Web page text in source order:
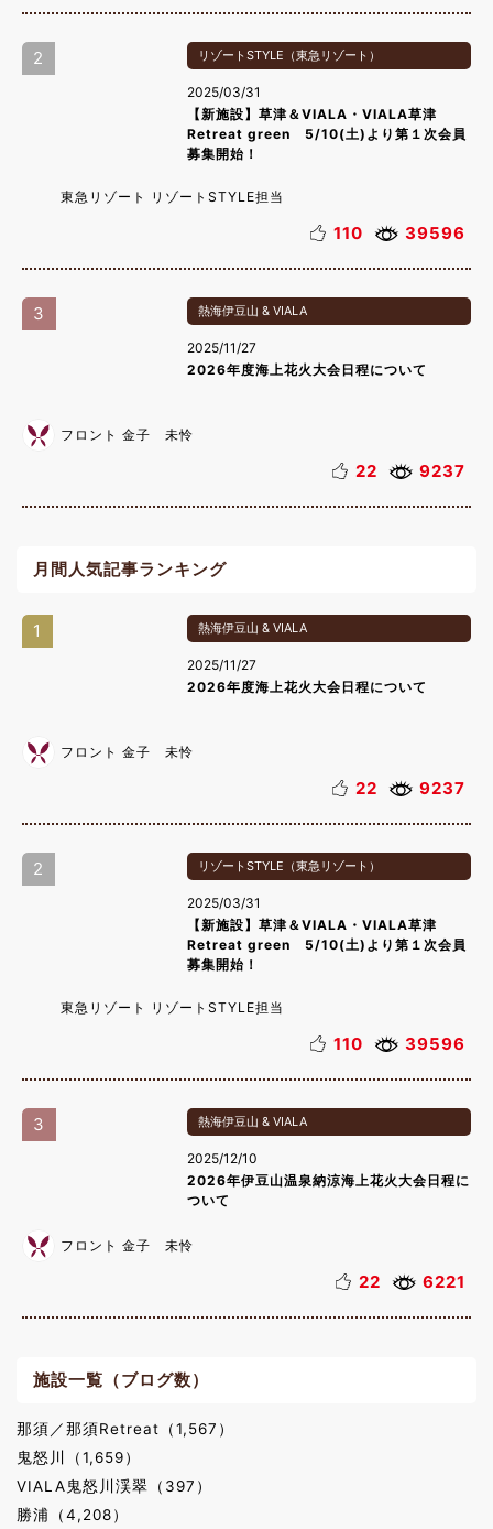
2 リゾートSTYLE（東急リゾート）
2025/03/31
【新施設】草津＆VIALA・VIALA草津
Retreat green 5/10(土)より第１次会員
募集開始！
東急リゾート リゾートSTYLE担当
110 39596
3 熱海伊豆山 & VIALA
2025/11/27
2026年度海上花火大会日程について
フロント 金子 未怜
22 9237
月間人気記事ランキング
1 熱海伊豆山 & VIALA
2025/11/27
2026年度海上花火大会日程について
フロント 金子 未怜
22 9237
2 リゾートSTYLE（東急リゾート）
2025/03/31
【新施設】草津＆VIALA・VIALA草津
Retreat green 5/10(土)より第１次会員
募集開始！
東急リゾート リゾートSTYLE担当
110 39596
3 熱海伊豆山 & VIALA
2025/12/10
2026年伊豆山温泉納涼海上花火大会日程に
ついて
フロント 金子 未怜
22 6221
施設一覧（ブログ数）
那須／那須Retreat（1,567）
鬼怒川（1,659）
VIALA鬼怒川渓翠（397）
勝浦（4,208）